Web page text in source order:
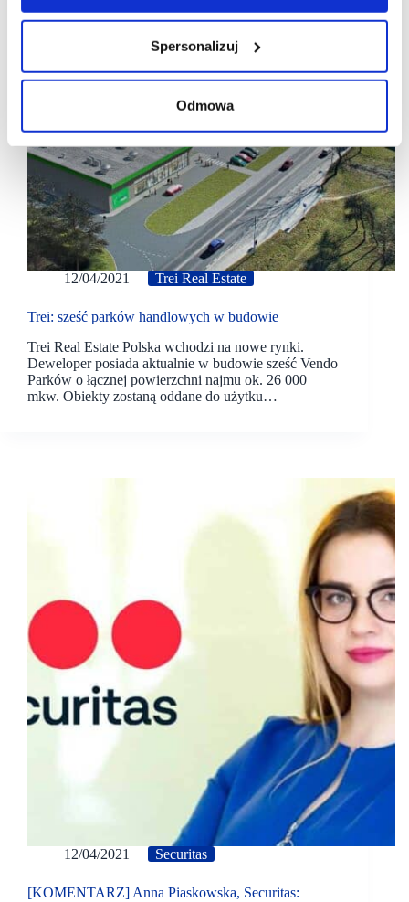
Spersonalizuj
Odmowa
12/04/2021 Trei Real Estate
Trei: sześć parków handlowych w budowie
Trei Real Estate Polska wchodzi na nowe rynki.
Deweloper posiada aktualnie w budowie sześć Vendo
Parków o łącznej powierzchni najmu ok. 26 000
mkw. Obiekty zostaną oddane do użytku…
12/04/2021 Securitas
[KOMENTARZ] Anna Piaskowska, Securitas: